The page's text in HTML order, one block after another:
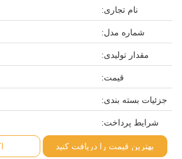
نام تجاری:
شماره مدل:
مقدار تولیدی:
قیمت:
جزئیات بسته بندی:
شرایط پرداخت:
بهترین قیمت را دریافت کنید